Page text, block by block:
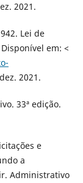
2021.
Lei de
em: <
2021.
33ª edição.
e
a
Administrativo